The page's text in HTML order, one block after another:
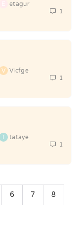
etagur
1
V Vicfge
1
T tataye
1
6 7 8